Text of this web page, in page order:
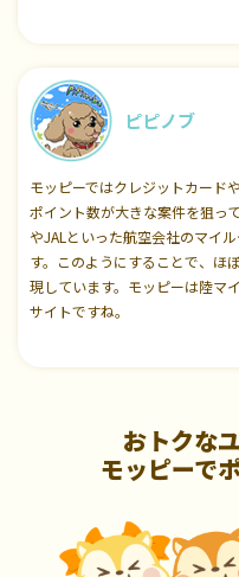
ピピノブ
モッピーではクレジットカード
ポイント数が大きな案件を狙っ
やJALといった航空会社のマイ
す。このようにすることで、ほ
現しています。モッピーは陸マ
サイトですね。
おトクな
モッピーで